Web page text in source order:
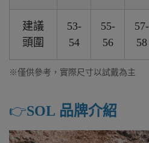
建議
頭圍
53-
54
55-
56
57-
58
※僅供參考，實際尺寸以試戴為主
👉️SOL 品牌介紹